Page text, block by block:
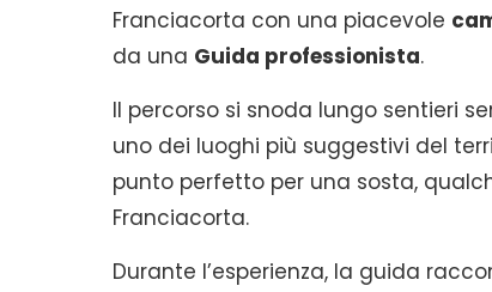
Franciacorta con una piacevole
da una Guida professionista.
Il percorso si snoda lungo sentieri
uno dei luoghi più suggestivi del
punto perfetto per una sosta,
Franciacorta.
Durante l’esperienza, la guida